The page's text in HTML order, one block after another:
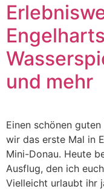
und mehr
Einen schönen
wir das erste Mal in
Mini-Donau. Heute
Ausflug, den ich
Vielleicht urlaubt ihr